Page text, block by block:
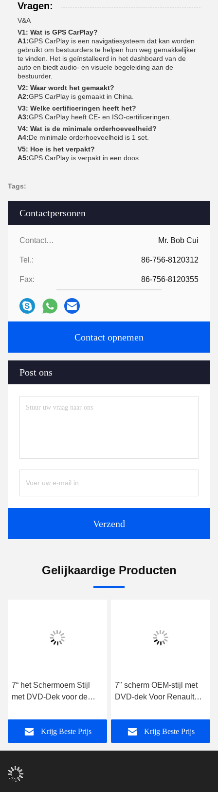
Contactpersonen
Contactpersonen: Mr. Bob Cui
Tel.: 86-756-8120312
Fax: 86-756-8120355
Contact opnemen
Post ons
Verzend
Vragen:
V&A
V1: Wat is GPS CarPlay?
A1:GPS CarPlay is een navigatiesysteem dat kan worden
gebruikt om bestuurders te helpen hun weg gemakkelijker
te vinden. Het is geïnstalleerd in het dashboard van de
auto en biedt audio- en visuele begeleiding aan de
bestuurder.
V2: Waar wordt het gemaakt?
A2:GPS CarPlay is gemaakt in China.
V3: Welke certificeringen heeft het?
A3:GPS CarPlay heeft CE- en ISO-certificeringen.
V4: Wat is de minimale orderhoeveelheid?
A4:De minimale orderhoeveelheid is 1 set.
V5: Hoe is het verpakt?
A5:GPS CarPlay is verpakt in een doos.
Tags:
Gelijkaardige Producten
7“ het Schermoem Stijl
met DVD-Dek voor de
Renault Megane 2003-
2008 AndroidKrijg Beste Prijs
7" scherm OEM-stijl met
DVD-dek Voor Renault
Samsung SM3 2008-
2014 Android Car speler
Krijg Beste Prijs